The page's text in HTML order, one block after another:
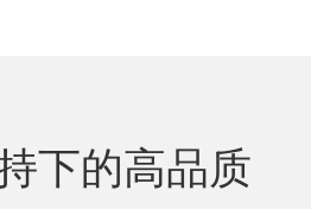
下的高品质